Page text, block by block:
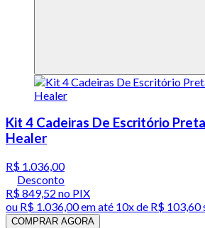
Kit 4 Cadeiras De Escritório
Healer
R$ 1.036,00
Desconto
R$ 849,52 no PIX
ou R$ 1.036,00em até 10x de R$ 103,60
COMPRAR AGORA